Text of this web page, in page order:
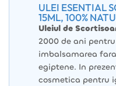
ULEI ESENTIAL
15ML, 100%
Uleiul de
2000 de ani
imbalsamarea
egiptene. In
cosmetica pentru